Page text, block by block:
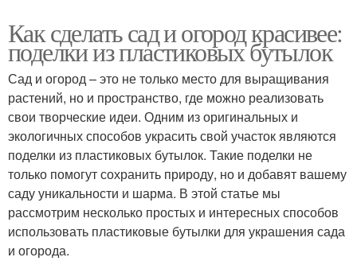
Как сделать сад и огород красивее:
поделки из пластиковых бутылок
Сад и огород – это не только место для выращивания
растений, но и пространство, где можно реализовать
свои творческие идеи. Одним из оригинальных и
экологичных способов украсить свой участок являются
поделки из пластиковых бутылок. Такие поделки не
только помогут сохранить природу, но и добавят вашему
саду уникальности и шарма. В этой статье мы
рассмотрим несколько простых и интересных способов
использовать пластиковые бутылки для украшения сада
и огорода.